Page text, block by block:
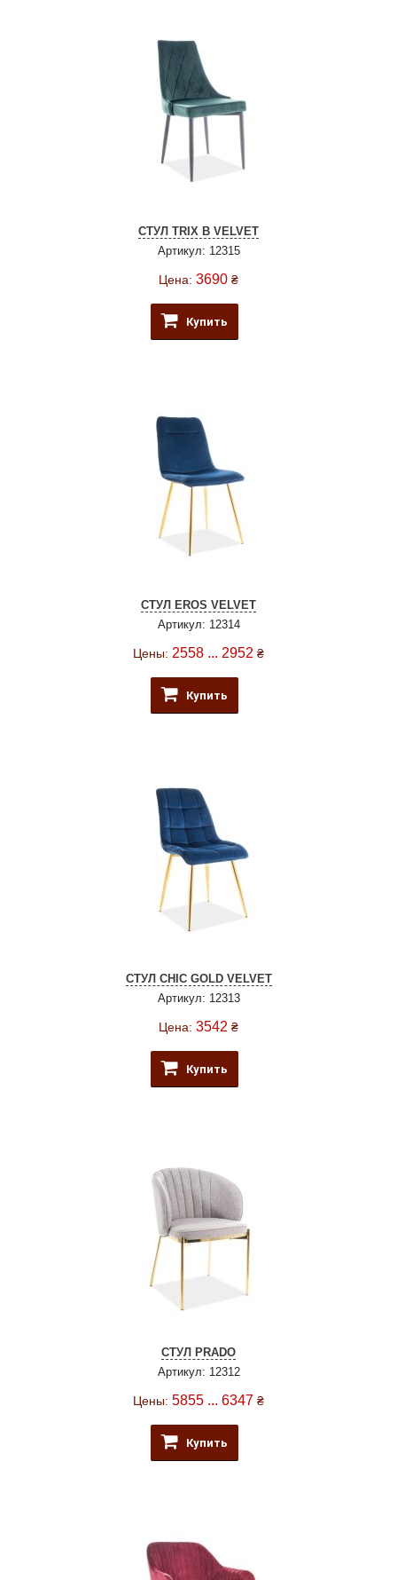
СТУЛ TRIX B VELVET
Артикул: 12315
Цена: 3690 ₴
Купить
СТУЛ EROS VELVET
Артикул: 12314
Цены: 2558 ... 2952 ₴
Купить
СТУЛ CHIC GOLD VELVET
Артикул: 12313
Цена: 3542 ₴
Купить
СТУЛ PRADO
Артикул: 12312
Цены: 5855 ... 6347 ₴
Купить